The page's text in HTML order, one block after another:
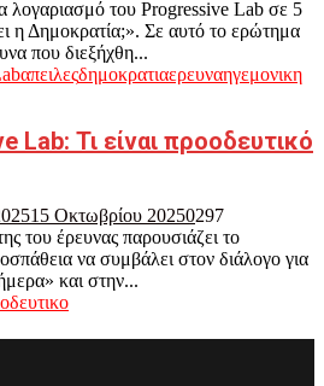
λογαριασμό του Progressive Lab σε 5
η Δημοκρατία;». Σε αυτό το ερώτημα
που διεξήχθη...
απειλεςδημοκρατιαερευναηγεμονικη
Lab: Τι είναι προοδευτικό
15 Οκτωβρίου 20250297
του έρευνας παρουσιάζει το
να συμβάλει στον διάλογο για
και στην...